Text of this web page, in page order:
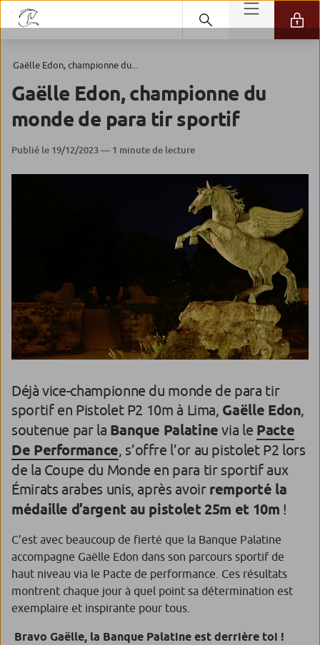
Gaëlle Edon, championne du...
Gaëlle Edon, championne du
monde de para tir sportif
Publié le 19/12/2023 — 1 minute de lecture
Déjà vice-championne du monde de para tir
sportif en Pistolet P2 10m à Lima, Gaëlle Edon,
soutenue par la Banque Palatine via le Pacte
De Performance, s’offre l’or au pistolet P2 lors
de la Coupe du Monde en para tir sportif aux
Émirats arabes unis, après avoir remporté la
médaille d’argent au pistolet 25m et 10m !
C’est avec beaucoup de fierté que la Banque Palatine
accompagne Gaëlle Edon dans son parcours sportif de
haut niveau via le Pacte de performance. Ces résultats
montrent chaque jour à quel point sa détermination est
exemplaire et inspirante pour tous.
Bravo Gaëlle, la Banque Palatine est derrière toi !